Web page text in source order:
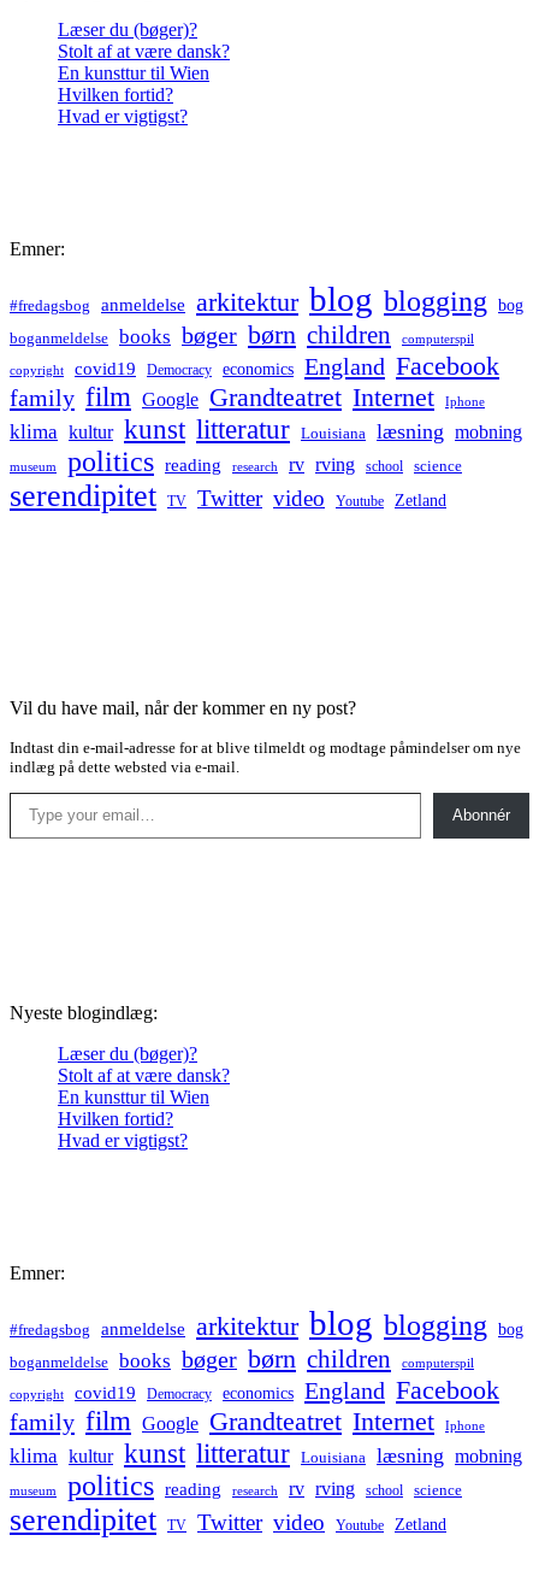
Læser du (bøger)?
Stolt af at være dansk?
En kunsttur til Wien
Hvilken fortid?
Hvad er vigtigst?
Emner:
#fredagsbog anmeldelse arkitektur blog blogging bog
boganmeldelse books bøger børn children computerspil
copyright covid19 Democracy economics England Facebook
family film Google Grandteatret Internet Iphone
klima kultur kunst litteratur Louisiana læsning mobning
museum politics reading research rv rving school science
serendipitet TV Twitter video Youtube Zetland
Vil du have mail, når der kommer en ny post?
Indtast din e-mail-adresse for at blive tilmeldt og modtage påmindelser om nye
indlæg på dette websted via e-mail.
Type your email…
Abonnér
Nyeste blogindlæg:
Læser du (bøger)?
Stolt af at være dansk?
En kunsttur til Wien
Hvilken fortid?
Hvad er vigtigst?
Emner:
#fredagsbog anmeldelse arkitektur blog blogging bog
boganmeldelse books bøger børn children computerspil
copyright covid19 Democracy economics England Facebook
family film Google Grandteatret Internet Iphone
klima kultur kunst litteratur Louisiana læsning mobning
museum politics reading research rv rving school science
serendipitet TV Twitter video Youtube Zetland